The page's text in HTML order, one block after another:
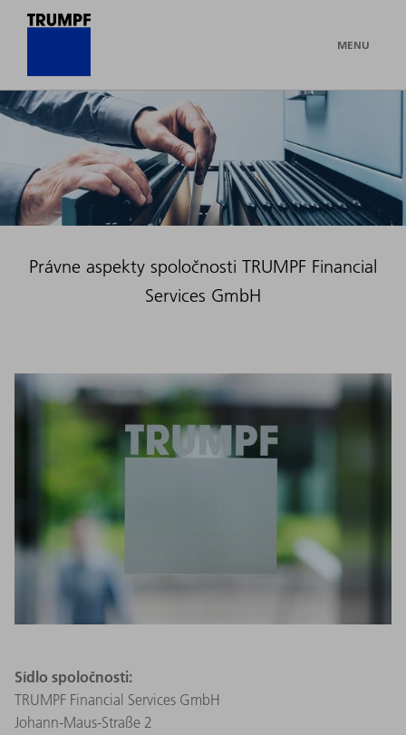
MENU
Právne aspekty spoločnosti TRUMPF Financial
Services GmbH
Sídlo spoločnosti:
TRUMPF Financial Services GmbH
Johann-Maus-Straße 2